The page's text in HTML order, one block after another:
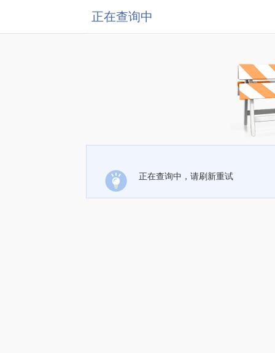
正在查询中
正在查询中，请刷新重试